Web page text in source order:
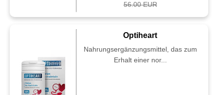
56.00 EUR
Optiheart
Nahrungsergänzungsmittel, das zum
Erhalt einer nor...